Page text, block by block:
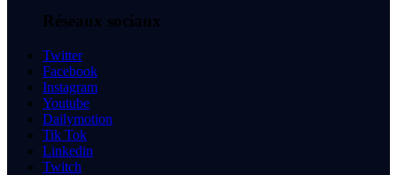
Réseaux sociaux
Twitter
Facebook
Instagram
Youtube
Dailymotion
Tik Tok
Linkedin
Twitch